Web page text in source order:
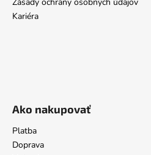
Kariéra
Ako nakupovať
Platba
Doprava